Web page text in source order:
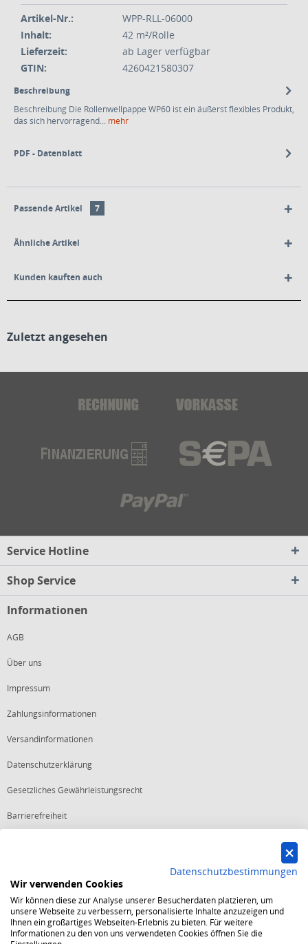
Artikel-Nr.:
WPP-RLL-06000
Inhalt:
42 m²/Rolle
Lieferzeit:
ab Lager verfügbar
GTIN:
4260421580307
Beschreibung
Beschreibung Die Rollenwellpappe WP60 ist ein äußerst flexibles Produkt,
das sich hervorragend... mehr
PDF - Datenblatt
Passende Artikel 7
Ähnliche Artikel
Kunden kauften auch
Zuletzt angesehen
Service Hotline
Shop Service
Informationen
AGB
Über uns
Impressum
Zahlungsinformationen
Versandinformationen
Datenschutzerklärung
Gesetzliches Gewährleistungsrecht
Barrierefreiheit
Starker Service
Shops mit dem Excellent Shop Award stehen seit mehr als 5,
10, 15 oder 20 Jahren für ein sicheres und angenehmes
Einkaufserlebnis.
Echte Verlässlichkeit
Datenschutzbestimmungen
Wir verwenden Cookies
Wir können diese zur Analyse unserer Besucherdaten platzieren, um
unsere Webseite zu verbessern, personalisierte Inhalte anzuzeigen und
Ihnen ein großartiges Webseiten-Erlebnis zu bieten. Für weitere
Informationen zu den von uns verwendeten Cookies öffnen Sie die